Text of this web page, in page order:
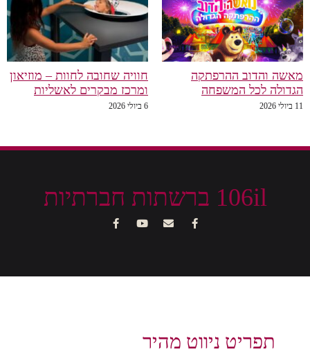
מאשה והדוב ההרפתקה
הגדולה לכל המשפחה
11 ביולי 2026
חוויה שחובה לחוות – מוזיאון
ומרכז מבקרים לאשליות
6 ביולי 2026
106il ברשתות חברתיות
תפריט ניווט מהיר